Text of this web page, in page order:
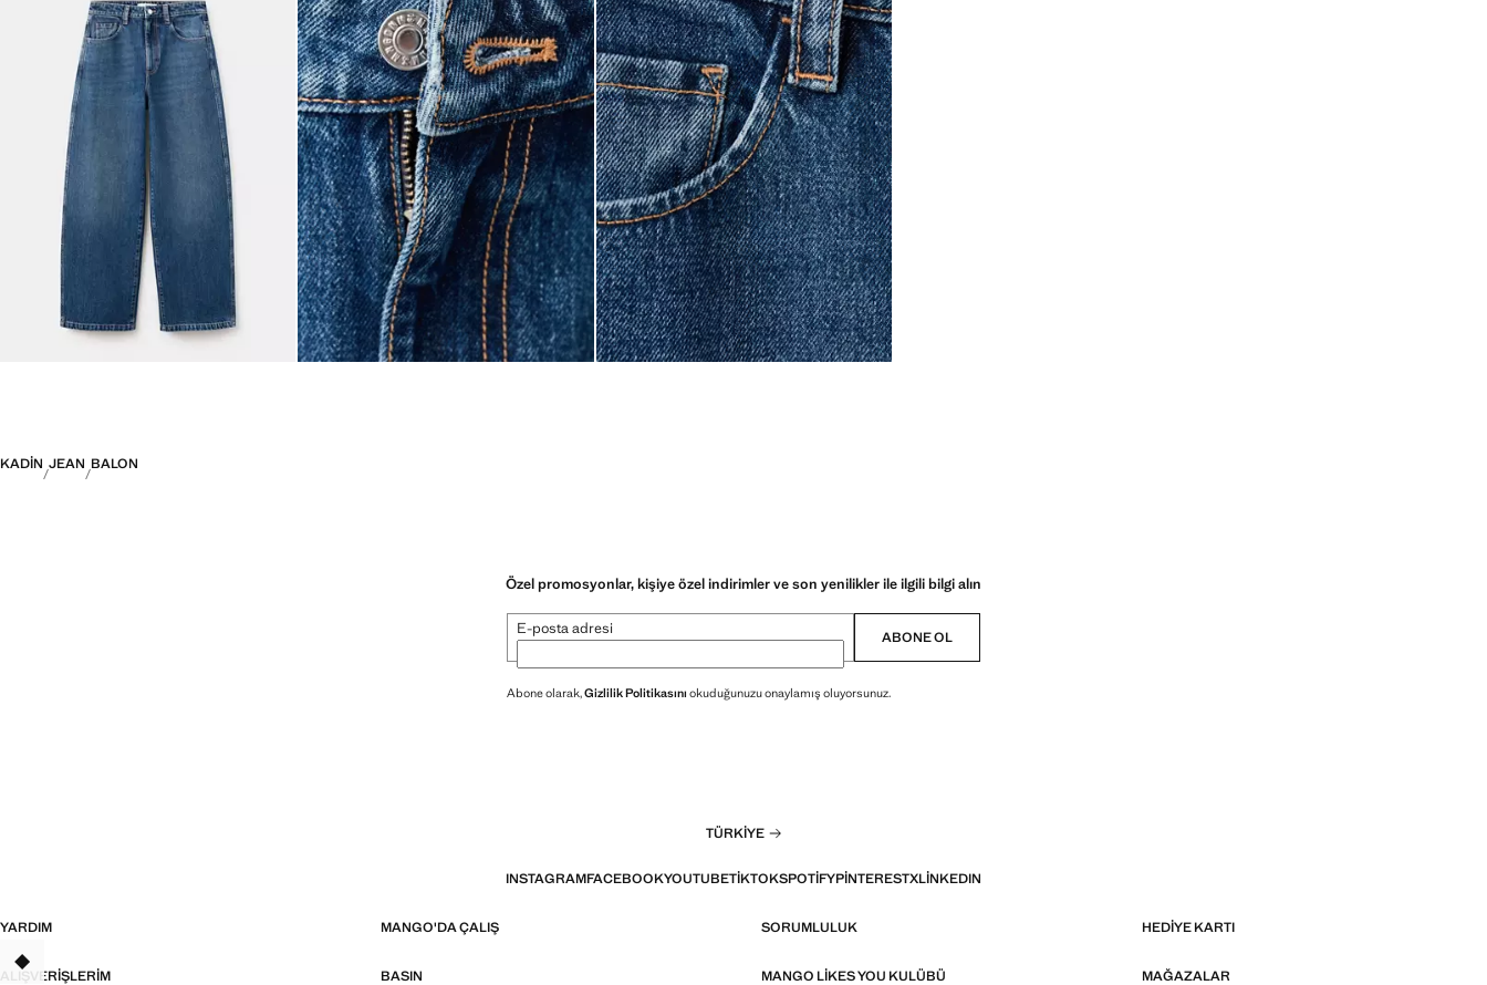
KADIN JEAN BALON
Özel promosyonlar, kişiye özel indirimler ve son yenilikler ile ilgili bilgi alın
E-posta adresi ABONE OL
Abone olarak,Gizlilik Politikasını okuduğunuzu onaylamış oluyorsunuz.
TÜRKIYE
INSTAGRAMFACEBOOKYOUTUBETIKTOKSPOTIFYPINTERESTXLINKEDIN
YARDIM MANGO'DA ÇALIŞ SORUMLULUK HEDIYE KARTI
ALIŞVERIŞLERIM BASIN MANGO LIKES YOU KULÜBÜ MAĞAZALAR